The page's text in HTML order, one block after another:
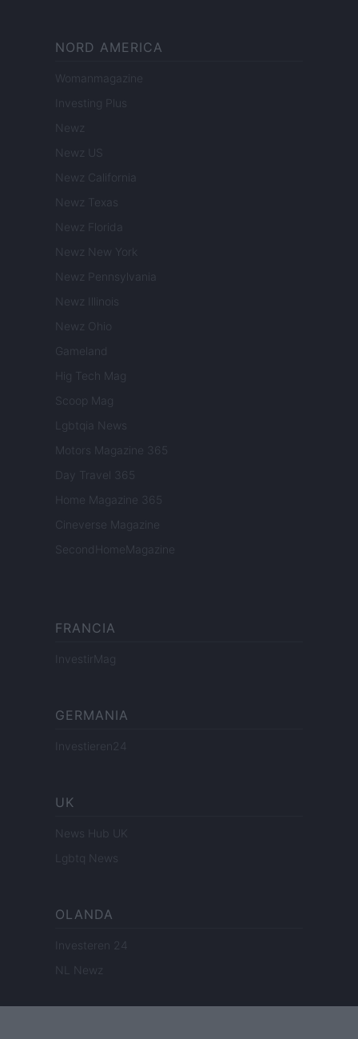
NORD AMERICA
Womanmagazine
Investing Plus
Newz
Newz US
Newz California
Newz Texas
Newz Florida
Newz New York
Newz Pennsylvania
Newz Illinois
Newz Ohio
Gameland
Hig Tech Mag
Scoop Mag
Lgbtqia News
Motors Magazine 365
Day Travel 365
Home Magazine 365
Cineverse Magazine
SecondHomeMagazine
FRANCIA
InvestirMag
GERMANIA
Investieren24
UK
News Hub UK
Lgbtq News
OLANDA
Investeren 24
NL Newz